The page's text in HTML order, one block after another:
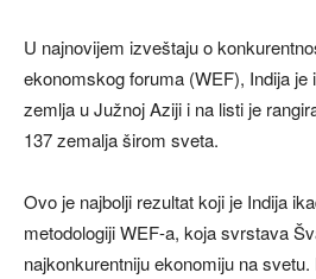
U najnovijem izveštaju o
ekonomskog foruma (WEF), Indija je
zemlja u Južnoj Aziji i na listi je
137 zemalja širom sveta.
Ovo je najbolji rezultat koji je Indija
metodologiji WEF-a, koja svrstava
najkonkurentniju ekonomiju na